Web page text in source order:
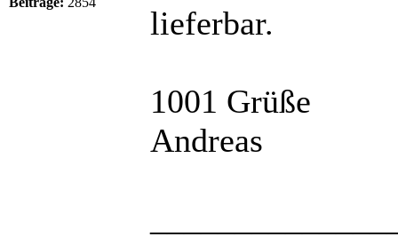
lieferbar.
1001 Grüße
Andreas